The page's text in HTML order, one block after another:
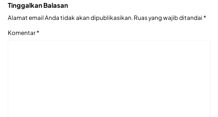
Tinggalkan Balasan
Alamat email Anda tidak akan dipublikasikan. Ruas yang wajib ditandai *
Komentar*